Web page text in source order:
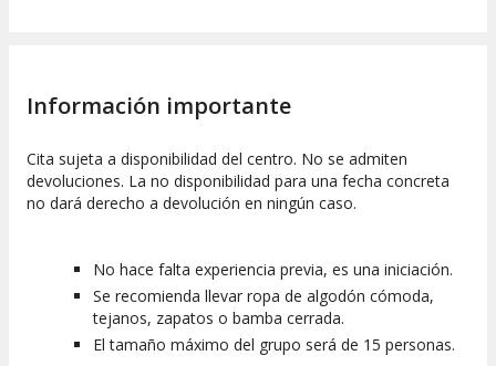
Información importante
Cita sujeta a disponibilidad del centro. No se admiten
devoluciones. La no disponibilidad para una fecha concreta
no dará derecho a devolución en ningún caso.
No hace falta experiencia previa, es una iniciación.
Se recomienda llevar ropa de algodón cómoda,
tejanos, zapatos o bamba cerrada.
El tamaño máximo del grupo será de 15 personas.